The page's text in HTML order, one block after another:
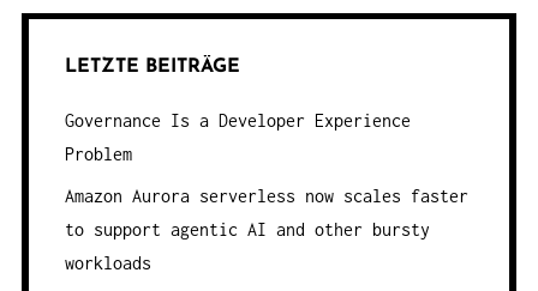
LETZTE BEITRÄGE
Governance Is a Developer Experience
Problem
Amazon Aurora serverless now scales faster
to support agentic AI and other bursty
workloads